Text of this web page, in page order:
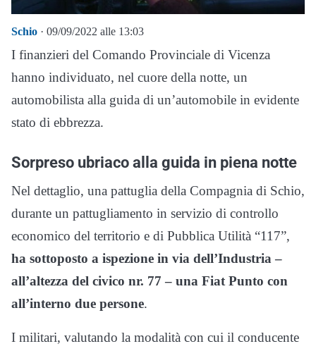
Schio · 09/09/2022 alle 13:03
I finanzieri del Comando Provinciale di Vicenza
hanno individuato, nel cuore della notte, un
automobilista alla guida di un’automobile in evidente
stato di ebbrezza.
Sorpreso ubriaco alla guida in piena notte
Nel dettaglio, una pattuglia della Compagnia di Schio,
durante un pattugliamento in servizio di controllo
economico del territorio e di Pubblica Utilità “117”,
ha sottoposto a ispezione in via dell’Industria –
all’altezza del civico nr. 77 – una Fiat Punto con
all’interno due persone.
I militari, valutando la modalità con cui il conducente